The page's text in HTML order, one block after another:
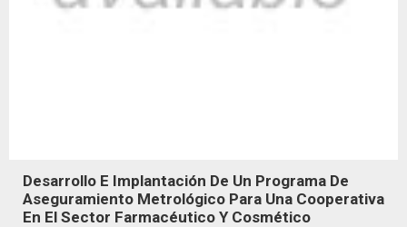
Desarrollo E Implantación De Un Programa De
Aseguramiento Metrológico Para Una Cooperativa
En El Sector Farmacéutico Y Cosmético